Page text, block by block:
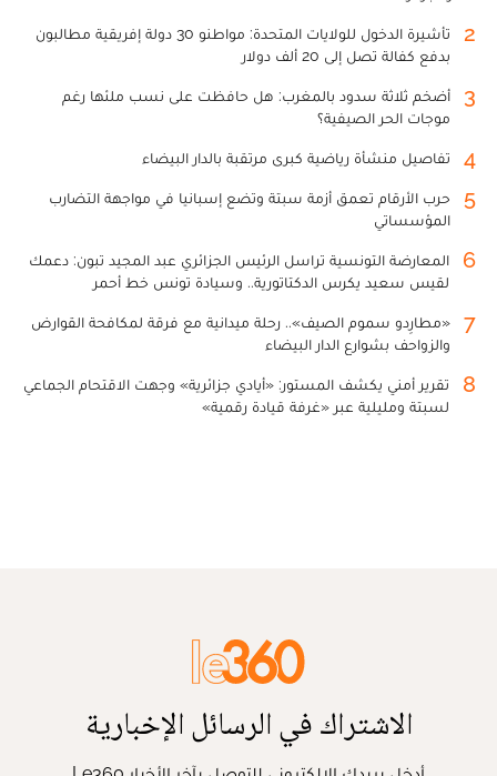
2
تأشيرة الدخول للولايات المتحدة: مواطنو 30 دولة إفريقية مطالبون
بدفع كفالة تصل إلى 20 ألف دولار
3
أضخم ثلاثة سدود بالمغرب: هل حافظت على نسب ملئها رغم
موجات الحر الصيفية؟
4 تفاصيل منشأة رياضية كبرى مرتقبة بالدار البيضاء
5
حرب الأرقام تعمق أزمة سبتة وتضع إسبانيا في مواجهة التضارب
المؤسساتي
6
المعارضة التونسية تراسل الرئيس الجزائري عبد المجيد تبون: دعمك
لقيس سعيد يكرس الدكتاتورية.. وسيادة تونس خط أحمر
7
«مطارِدو سموم الصيف».. رحلة ميدانية مع فرقة لمكافحة القوارض
والزواحف بشوارع الدار البيضاء
8
تقرير أمني يكشف المستور: «أيادي جزائرية» وجهت الاقتحام الجماعي
لسبتة ومليلية عبر «غرفة قيادة رقمية»
الاشتراك في الرسائل الإخبارية